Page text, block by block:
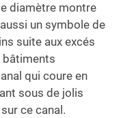
diamètre montre
un symbole de
suite aux excés
bâtiments
qui coure en
sous de jolis
ce canal.